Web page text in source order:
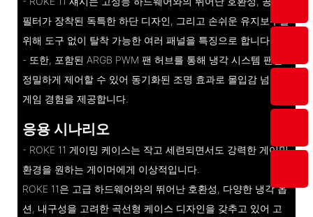
필터가 장착된 독특한 하단 디자인, 그리고 손쉬운 유지보수를
위해 도구 없이 탈착 가능한 여러 패널을 특징으로 합니다.
- 또한, 포함된 ARGB PWM 팬 허브를 통해 냉각 시스템 팬을
정밀하게 제어할 수 있어 동기화된 조명 효과로 몰입감 넘치는
게임 경험을 제공합니다.
응용 시나리오
- ROKE 11 게이밍 케이스는 작고 세련되면서도 강력한 게이밍
환경을 원하는 게이머에게 이상적입니다.
ROKE 11은 고급 하드웨어와의 뛰어난 호환성, 다양한 냉각 옵
션, 내구성을 고려한 곡선형 케이스 디자인을 갖추고 있어 고